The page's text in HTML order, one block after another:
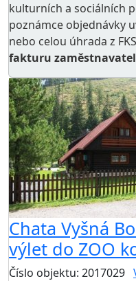
kulturních a sociálních
poznámce objednávky
nebo celou úhrada z
fakturu
Chata Vyšná
výlet do ZOO
Číslo objektu: 2017029